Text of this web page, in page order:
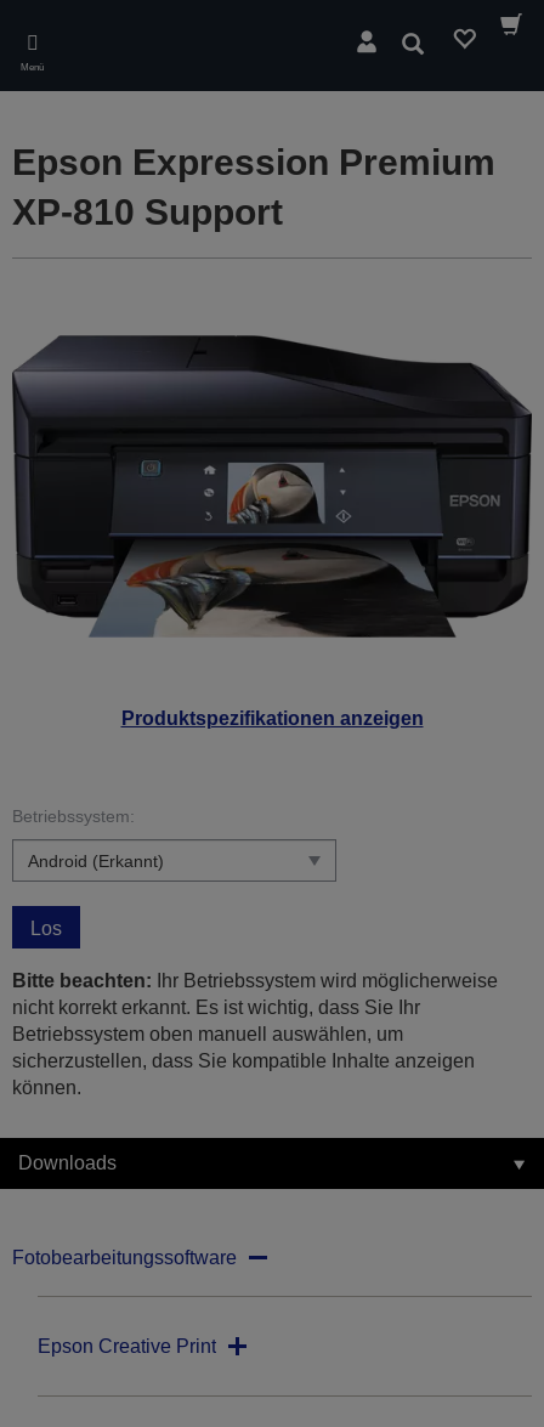
main
content
Menü
Suchen
Produktspezifikationen anzeigen
Epson Expression Premium
XP-810 Support
Betriebssystem:
Los
Bitte beachten: Ihr Betriebssystem wird möglicherweise
nicht korrekt erkannt. Es ist wichtig, dass Sie Ihr
Betriebssystem oben manuell auswählen, um
sicherzustellen, dass Sie kompatible Inhalte anzeigen
können.
Downloads
Fotobearbeitungssoftware
Epson Creative Print